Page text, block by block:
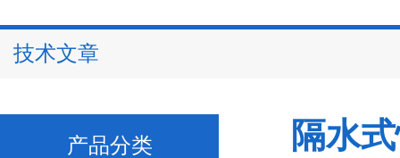
技术文章
隔水
产品分类